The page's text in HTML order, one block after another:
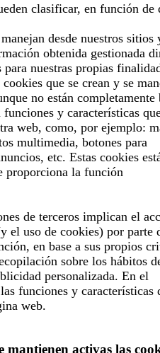
clasificar, en función de
desde nuestros sitios
obtenida gestionada
nuestras propias
que se crean y se
no están completamente
y características
web, como, por ejemplo:
multimedia, botones para
etc. Estas cookies
proporciona la función
de terceros implican el
el uso de cookies) por parte
en base a sus propios
sobre los hábitos
personalizada. En el
funciones y características
web.
mantienen activas las